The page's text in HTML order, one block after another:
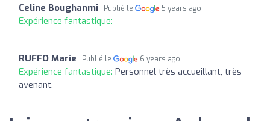
Celine Boughanmi Publié le 5 years ago
Expérience fantastique:
RUFFO Marie Publié le 6 years ago
Expérience fantastique: Personnel très accueillant, très
avenant.